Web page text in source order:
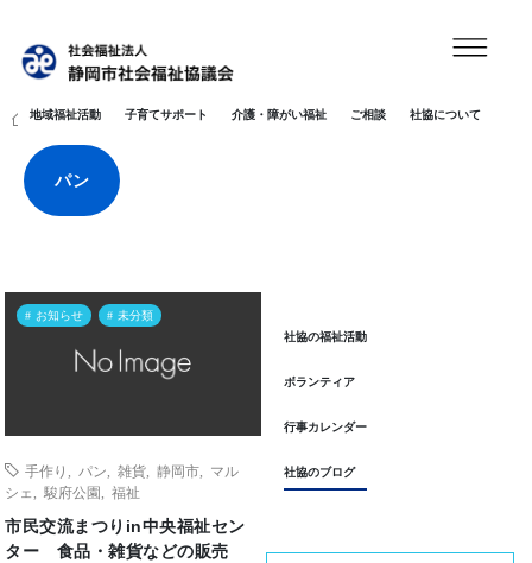
地域福祉活動 子育てサポート 介護・障がい福祉 ご相談 社協について
HOME パン
パン
お知らせ 未分類
手作り パン ,雑貨 ,静岡市
マル
シェ
,駿府公園 ,福祉
市民交流まつりin中央福祉セン
ター 食品・雑貨などの販売
社協の福祉活動
ボランティア
行事カレンダー
社協のブログ